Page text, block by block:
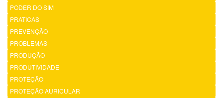
PODER DO SIM
PRATICAS
PREVENÇÃO
PROBLEMAS
PRODUÇÃO
PRODUTIVIDADE
PROTEÇÃO
PROTEÇÃO AURICULAR